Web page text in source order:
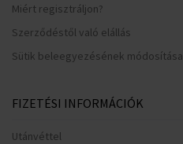
Miért regisztráljon?
Szerződéstől való elállás
Sütik beleegyezésének módosítása
FIZETÉSI INFORMÁCIÓK
Utánvéttel